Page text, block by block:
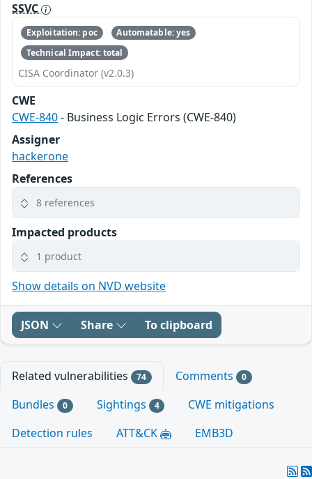
SSVC
Exploitation: poc
Automatable: yes
Technical Impact: total
CISA Coordinator (v2.0.3)
CWE
CWE-840- Business Logic Errors (CWE-840)
Assigner
hackerone
References
8 references
Impacted products
1 product
Show details on NVD website
JSON Share To clipboard
Related vulnerabilities 74 Comments 0
Bundles 0 Sightings 4
CWE mitigations
Detection rules
ATT&CK EMB3D